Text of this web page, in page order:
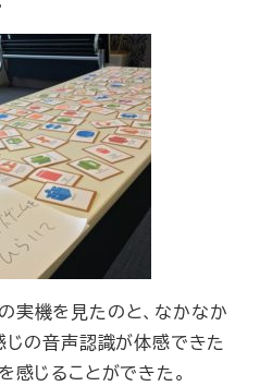
実機を見たのと、なかなか
じの音声認識が体感できた
感じることができた。